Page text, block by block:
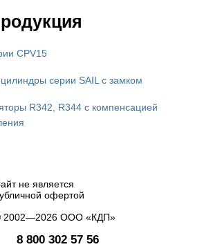
CPV15
серии SAIL с замком
R342, R344 с компенсацией
не является
офертой
2002—2026 ООО «КДП»
8 800 302 57 56